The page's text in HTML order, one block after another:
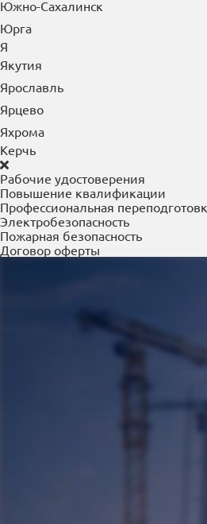
Энгельс
Ю
Южно-Сахалинск
Юрга
Я
Якутия
Ярославль
Ярцево
Яхрома
Керчь
Рабочие удостоверения
Повышение квалификации
Профессиональная переподготовка
Электробезопасность